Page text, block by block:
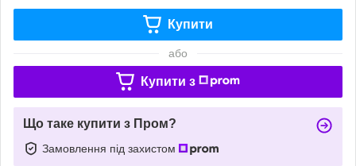
Купити
або
Купити з
Що таке купити з Пром?
Замовлення під захистом